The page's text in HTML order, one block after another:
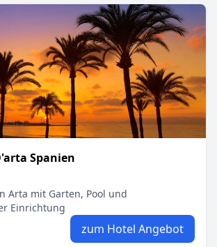
Spanien
Arta mit Garten, Pool und
Einrichtung
zum Hotel Angebot